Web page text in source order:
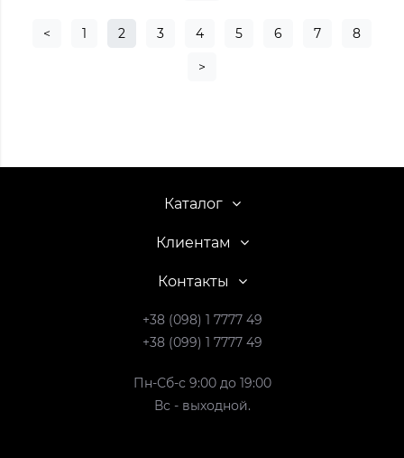
< 1 2 3 4 5 6 7 8
>
Каталог
Клиентам
Контакты
+38 (098) 1 7777 49
+38 (099) 1 7777 49
Пн-Сб-с 9:00 до 19:00
Вс - выходной.